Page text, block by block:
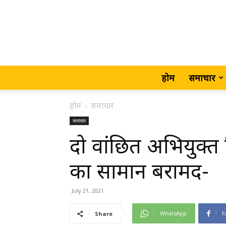
होम समाचार
होम समाचार
समाचार
दो वांछित अभियुक्त
का सामान बरामद-
July 21, 2021
Share WhatsApp